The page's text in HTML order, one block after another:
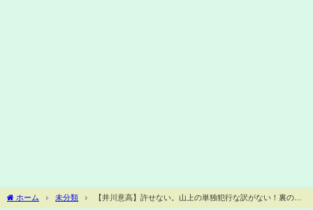
ホーム 未分類
【井川意高】許せない。山上の単独犯行な訳がない！裏の指